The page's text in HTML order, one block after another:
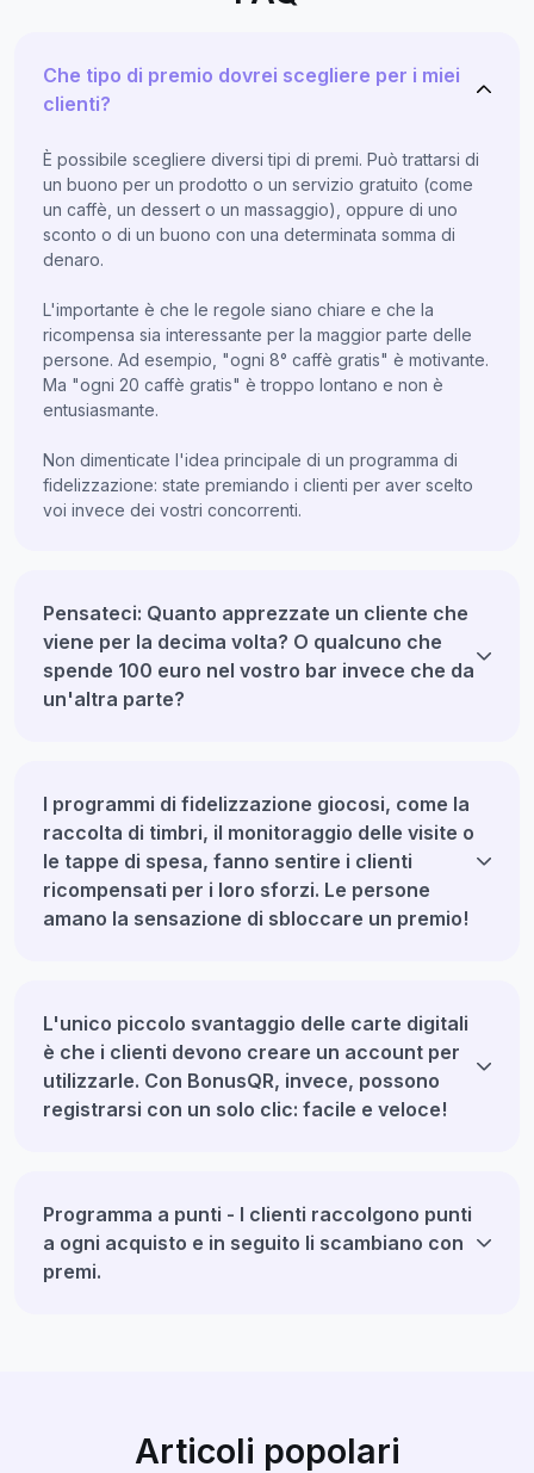
Che tipo di premio dovrei scegliere per i miei
clienti?
È possibile scegliere diversi tipi di premi. Può trattarsi di
un buono per un prodotto o un servizio gratuito (come
un caffè, un dessert o un massaggio), oppure di uno
sconto o di un buono con una determinata somma di
denaro.
L'importante è che le regole siano chiare e che la
ricompensa sia interessante per la maggior parte delle
persone. Ad esempio, "ogni 8° caffè gratis" è motivante.
Ma "ogni 20 caffè gratis" è troppo lontano e non è
entusiasmante.
Non dimenticate l'idea principale di un programma di
fidelizzazione: state premiando i clienti per aver scelto
voi invece dei vostri concorrenti.
Pensateci: Quanto apprezzate un cliente che
viene per la decima volta? O qualcuno che
spende 100 euro nel vostro bar invece che da
un'altra parte?
I programmi di fidelizzazione giocosi, come la
raccolta di timbri, il monitoraggio delle visite o
le tappe di spesa, fanno sentire i clienti
ricompensati per i loro sforzi. Le persone
amano la sensazione di sbloccare un premio!
L'unico piccolo svantaggio delle carte digitali
è che i clienti devono creare un account per
utilizzarle. Con BonusQR, invece, possono
registrarsi con un solo clic: facile e veloce!
Programma a punti - I clienti raccolgono punti
a ogni acquisto e in seguito li scambiano con
premi.
Articoli popolari